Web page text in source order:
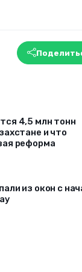
4,5 млн тонн
и что
реформа
из окон c